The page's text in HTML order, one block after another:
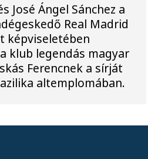
José Ángel Sánchez a
Real Madrid
képviseletében
klub legendás magyar
Ferencnek a sírját
altemplomában.